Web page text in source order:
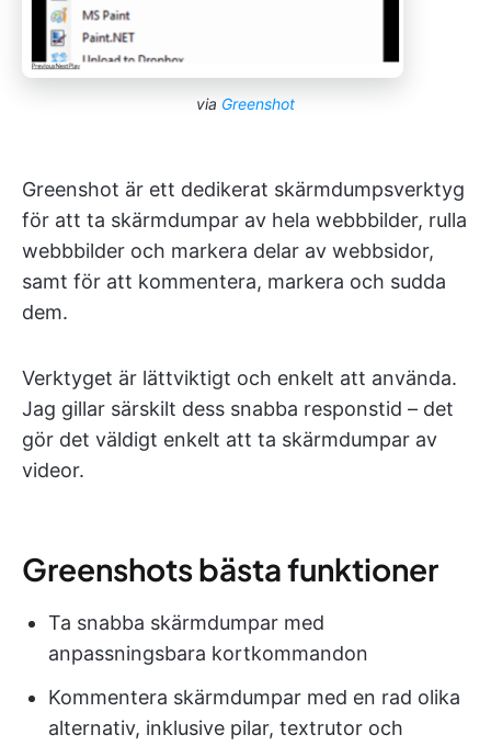
via Greenshot
Greenshot är ett dedikerat skärmdumpsverktyg
för att ta skärmdumpar av hela webbbilder, rulla
webbbilder och markera delar av webbsidor,
samt för att kommentera, markera och sudda
dem.
Verktyget är lättviktigt och enkelt att använda.
Jag gillar särskilt dess snabba responstid – det
gör det väldigt enkelt att ta skärmdumpar av
videor.
Greenshots bästa funktioner
Ta snabba skärmdumpar med
anpassningsbara kortkommandon
Kommentera skärmdumpar med en rad olika
alternativ, inklusive pilar, textrutor och